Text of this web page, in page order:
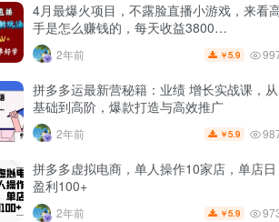
4月最爆火项目，不露脸直播小游戏，来看
手是怎么赚钱的，每天收益3800…
2年前 ￥5.9
拼多多运最新营秘籍：业绩 增长实战课，从
基础到高阶，爆款打造与高效推广
2年前 ￥5.9
拼多多虚拟电商，单人操作10家店，单店日
盈利100+
2年前 ￥5.9